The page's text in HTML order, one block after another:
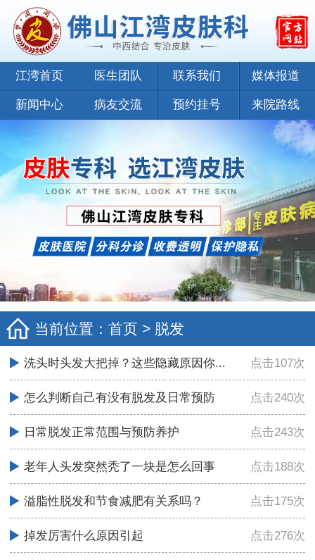
江湾首页 医生团队 联系我们 媒体报道
新闻中心 病友交流 预约挂号 来院路线
当前位置： 首页 > 脱发
洗头时头发大把掉？这些隐藏原因你... 点击107次
怎么判断自己有没有脱发及日常预防 点击240次
日常脱发正常范围与预防养护 点击243次
老年人头发突然秃了一块是怎么回事 点击188次
溢脂性脱发和节食减肥有关系吗？ 点击175次
掉发厉害什么原因引起 点击276次